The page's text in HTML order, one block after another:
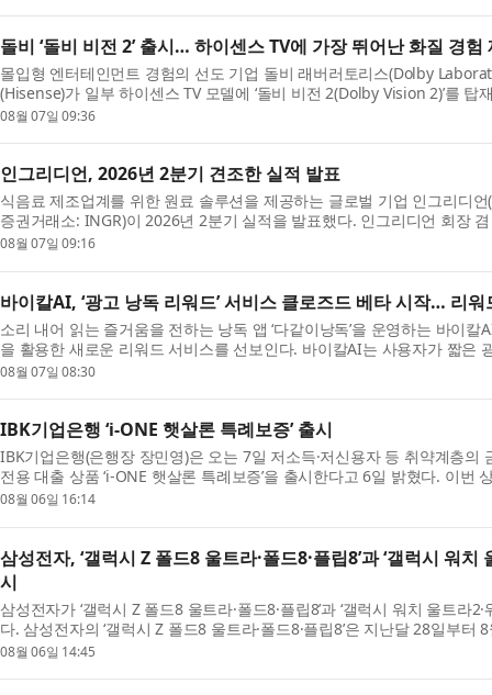
돌비 ‘돌비 비전 2’ 출시… 하이센스 TV에 가장 뛰어난 화질 경험
몰입형 엔터테인먼트 경험의 선도 기업 돌비 래버러토리스(Dolby
(Hisense)가 일부 하이센스 TV 모델에 ‘돌비 비전 2(Dolby Vision 2)’를
해 더 많은 모델에 확대 적용할 계획이라고 밝혔다....
08월 07일 09:36
인그리디언, 2026년 2분기 견조한 실적 발표
식음료 제조업계를 위한 원료 솔루션을 제공하는 글로벌 기업 인그리디
증권거래소: INGR)이 2026년 2분기 실적을 발표했다. 인그리디언 회장
리(Jim Zallie)는 “인그리디언은 견조한 2분기 실적을 ...
08월 07일 09:16
바이칼AI, ‘광고 낭독 리워드’ 서비스 클로즈드 베타 시작… 리
소리 내어 읽는 즐거움을 전하는 낭독 앱 ‘다같이낭독’을 운영하는 바이
을 활용한 새로운 리워드 서비스를 선보인다. 바이칼AI는 사용자가 짧은
를 맞히면 보상을 받는 ‘광고 낭독 리워드’ 서비스...
08월 07일 08:30
IBK기업은행 ‘i-ONE 햇살론 특례보증’ 출시
IBK기업은행(은행장 장민영)은 오는 7일 저소득·저신용자 등 취약계층의
전용 대출 상품 ‘i-ONE 햇살론 특례보증’을 출시한다고 6일 밝혔다. 이번
상품 ‘IBK햇살론 특례보증’에 이은 비대면 전용 ...
08월 06일 16:14
삼성전자, ‘갤럭시 Z 폴드8 울트라·폴드8·플립8’과 ‘갤럭시 워치
시
삼성전자가 ‘갤럭시 Z 폴드8 울트라·폴드8·플립8’과 ‘갤럭시 워치 울트라
다. 삼성전자의 ‘갤럭시 Z 폴드8 울트라·폴드8·플립8’은 지난달 28일부
매에서 갤럭시 스마트폰 최고 기록인 144만 대 판...
08월 06일 14:45